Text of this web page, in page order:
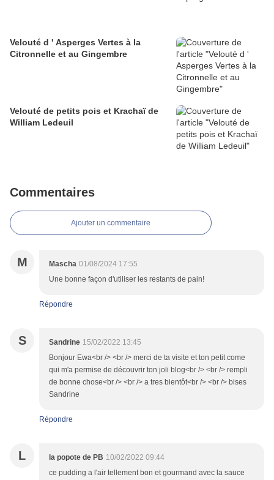
Velouté d ' Asperges Vertes à la
Citronnelle et au Gingembre
Velouté de petits pois et Krachaï de
William Ledeuil
Commentaires
Ajouter un commentaire
M Mascha 01/08/2024 17:55
Une bonne façon d'utiliser les restants de pain!
Répondre
S Sandrine 15/02/2022 13:45
Bonjour Ewa<br /> <br /> merci de ta visite et ton petit come
qui m'a permise de découvrir ton joli blog<br /> <br /> rempli
de bonne chose<br /> <br /> a tres bientôt<br /> <br /> bises
Sandrine
Répondre
L la popote de PB 10/02/2022 09:44
ce pudding a l'air tellement bon et gourmand avec la sauce